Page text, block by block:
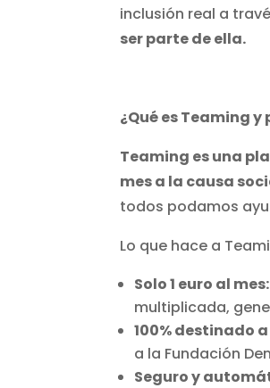
inclusión real a
ser parte de ella.
¿Qué es Teaming
Teaming es una
mes a la causa
todos podamos
Lo que hace a
Solo 1 euro al mes:
multiplicada,
100% destinado
a la Fundación
Seguro y